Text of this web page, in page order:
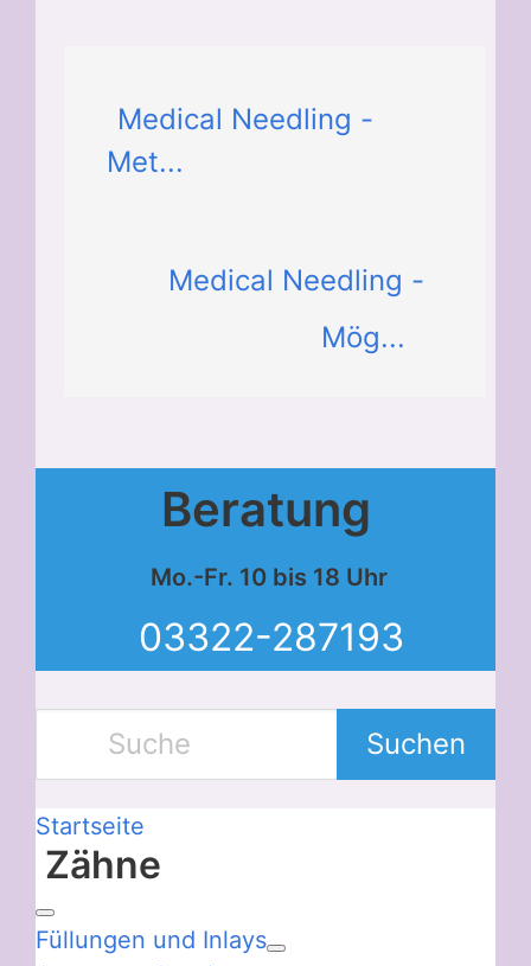
Medical Needling -
Met...
Medical Needling -
Mög...
Beratung
Mo.-Fr. 10 bis 18 Uhr
03322-287193
Suchen
Startseite
Zähne
Füllungen und Inlays